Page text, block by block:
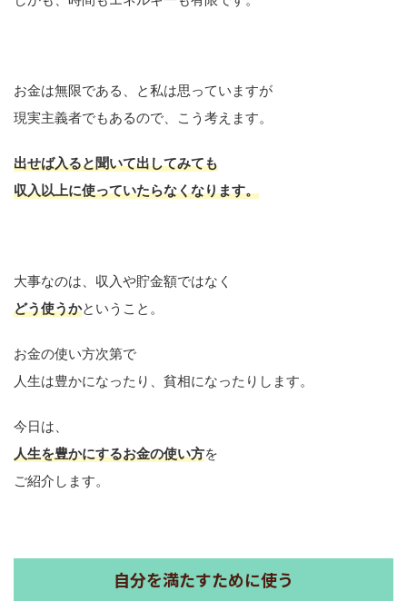
お金は無限である、と私は思っていますが
現実主義者でもあるので、こう考えます。
出せば入ると聞いて出してみても
収入以上に使っていたらなくなります。
大事なのは、収入や貯金額ではなく
どう使うかということ。
お金の使い方次第で
人生は豊かになったり、貧相になったりします。
今日は、
人生を豊かにするお金の使い方を
ご紹介します。
自分を満たすために使う